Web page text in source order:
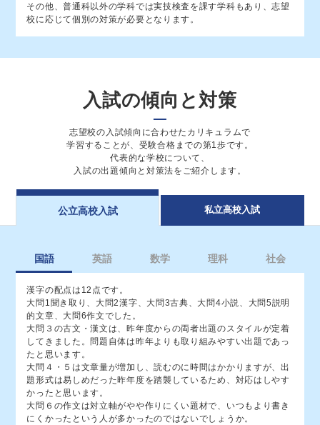
共学 弘前実業（服飾デザイン）
共学 田名部（英語）
八戸工業（材料技術）
共学 八戸商業（商業）
49
共学 青森工業（都市環境）
共学 弘前工業（土木・インテリア）
共学 三沢商業（商業・情報）
48 共学
五所川原工業（機械・電子機械・電気・情報
技術）
共学 三本木農業恵拓（普通）
共学 三沢（英語）
47
共学 青森工業（建築）
共学
共学 三戸（普通）
その他、普通科以外の学科では実技検査を課す学科もあり、志望
校に応じて個別の対策が必要となります。
入試の傾向と対策
志望校の⼊試傾向に合わせたカリキュラムで
学習することが、受験合格までの第1歩です。
代表的な学校について、
⼊試の出題傾向と対策法をご紹介します。
公⽴⾼校⼊試 私⽴⾼校⼊試
国語 英語 数学 理科 社会
漢字の配点は12点です。
大問1聞き取り、大問2漢字、大問3古典、大問4小説、大問5説明
的文章、大問6作文でした。
大問３の古文・漢文は、昨年度からの両者出題のスタイルが定着
してきました。問題自体は昨年よりも取り組みやすい出題であっ
たと思います。
大問４・５は文章量が増加し、読むのに時間はかかりますが、出
題形式は易しめだった昨年度を踏襲しているため、対応はしやす
かったと思います。
大問６の作文は対立軸がやや作りにくい題材で、いつもより書き
にくかったという人が多かったのではないでしょうか。